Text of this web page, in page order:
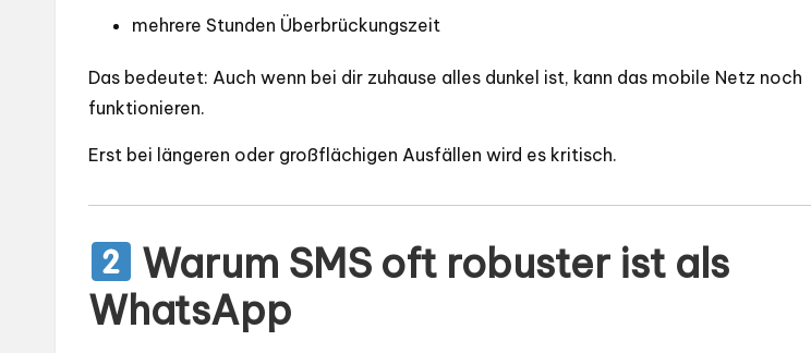
mehrere Stunden Überbrückungszeit
Das bedeutet: Auch wenn bei dir zuhause alles dunkel ist, kann das mobile Netz noch
funktionieren.
Erst bei längeren oder großflächigen Ausfällen wird es kritisch.
Warum SMS oft robuster ist als
WhatsApp